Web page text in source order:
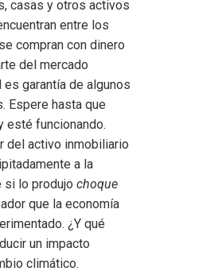
casas y otros activos
entre los
compran con dinero
del mercado
garantía de algunos
Espere hasta que
esté funcionando.
del activo inmobiliario
a la
si lo produjo choque
que la economía
¿Y qué
un impacto
climático.